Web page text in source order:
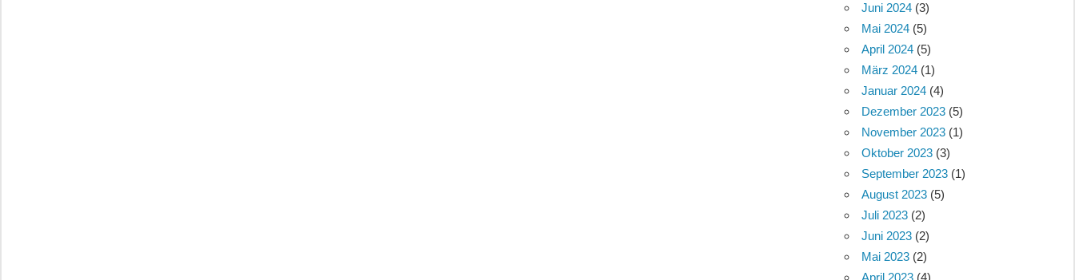
Juni 2024 (3)
Mai 2024 (5)
April 2024 (5)
März 2024 (1)
Januar 2024 (4)
Dezember 2023 (5)
November 2023 (1)
Oktober 2023 (3)
September 2023 (1)
August 2023 (5)
Juli 2023 (2)
Juni 2023 (2)
Mai 2023 (2)